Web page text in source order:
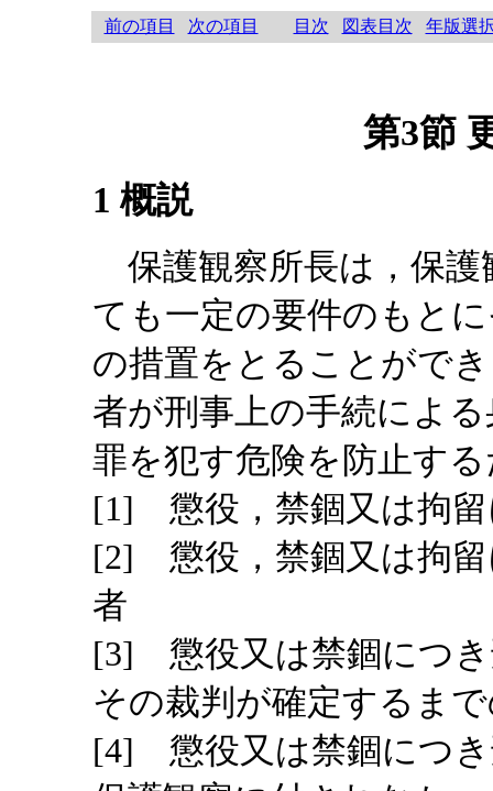
前の項目 次の項目 目次 図表目次 年版選
第3節
1 概説
保護観察所長は，保護
ても一定の要件のもと
の措置をとることがで
者が刑事上の手続によ
罪を犯す危険を防止す
[1] 懲役，禁錮又は拘留
[2] 懲役，禁錮又は拘留
者
[3] 懲役又は禁錮につき
その裁判が確定するま
[4] 懲役又は禁錮につき